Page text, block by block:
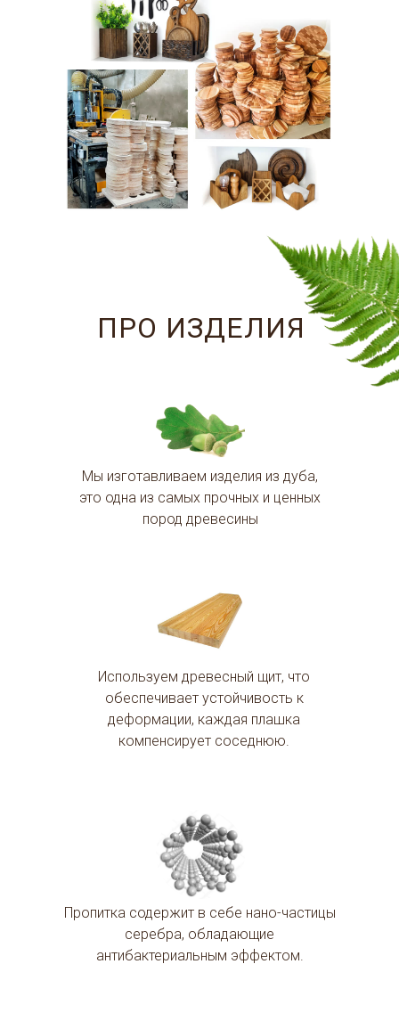
ПРО ИЗДЕЛИЯ
Пропитка содержит в себе нано-частицы
серебра, обладающие
антибактериальным эффектом.
Мы изготавливаем изделия из дуба,
это одна из самых прочных и ценных
пород древесины
Используем древесный щит, что
обеспечивает устойчивость к
деформации, каждая плашка
компенсирует соседнюю.